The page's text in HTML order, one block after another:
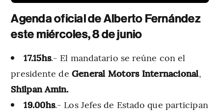
Agenda oficial de Alberto Fernández
este miércoles, 8 de junio
17.15hs.- El mandatario se reúne con el
presidente de General Motors Internacional,
Shilpan Amin.
19.00hs.- Los Jefes de Estado que participan